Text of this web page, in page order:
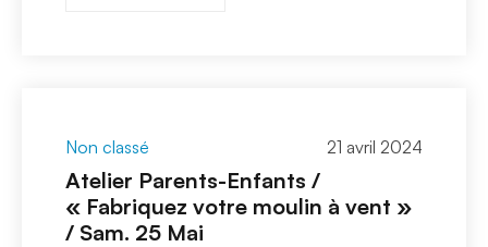
Non classé 21 avril 2024
Atelier Parents-Enfants /
« Fabriquez votre moulin à vent »
/ Sam. 25 Mai